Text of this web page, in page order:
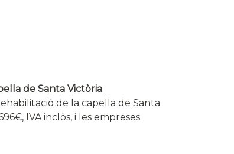
de Santa Victòria
de la capella de Santa
IVA inclòs, i les empreses